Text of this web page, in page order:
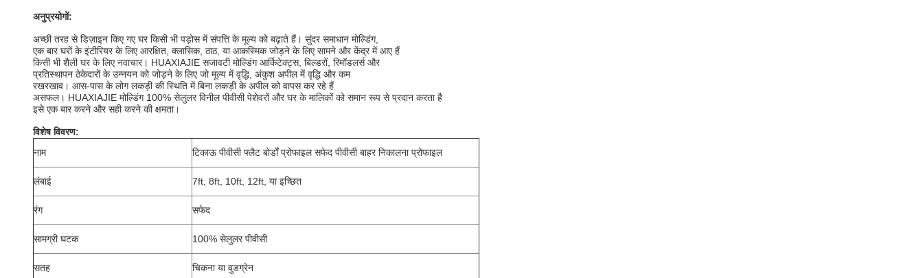
अनुप्रयोगों:
अच्छी तरह से डिज़ाइन किए गए घर किसी भी पड़ोस में संपत्ति के मूल्य को बढ़ाते हैं। सुंदर समाधान मोल्डिंग,
एक बार घरों के इंटीरियर के लिए आरक्षित, क्लासिक, ठाठ, या आकस्मिक जोड़ने के लिए सामने और केंद्र में आए हैं
किसी भी शैली घर के लिए नवाचार। HUAXIAJIE सजावटी मोल्डिंग आर्किटेक्ट्स, बिल्डरों, रिमॉडलर्स और
प्रतिस्थापन ठेकेदारों के उन्नयन को जोड़ने के लिए जो मूल्य में वृद्धि, अंकुश अपील में वृद्धि और कम
रखरखाव। आस-पास के लोग लकड़ी कीस्थिति में बिना लकड़ी के अपील को वापस कर रहे हैं
असफल। HUAXIAJIE मोल्डिंग 100% सेलुलर विनील पीवीसी पेशेवरों और घर के मालिकों कोसमान रूप सेप्रदान करताहै
इसे एक बार करने और सही करने की क्षमता।
विशेष विवरण:
नाम
टिकाऊ पीवीसी फ्लैट बोर्डों प्रोफाइल सफेद पीवीसी बाहर निकालना प्रोफाइल
लंबाई 7ft, 8ft, 10ft, 12ft, या इच्छित
रंग सफेद
सामग्री घटक 100% सेलुलर पीवीसी
सतह चिकना या वुडग्रेन